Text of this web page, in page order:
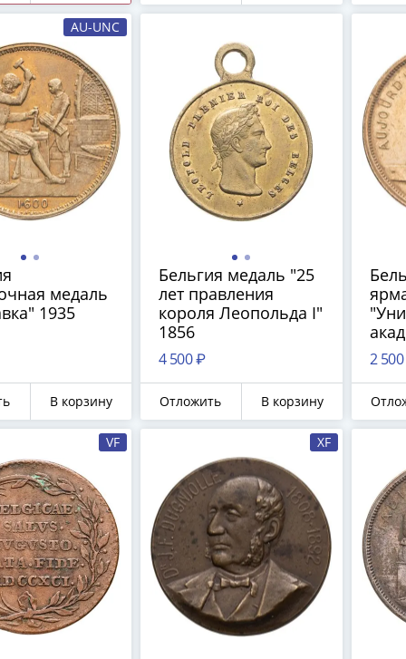
1867-1916
копейка
царства!
AU-UNC
медаль
1935
В корзину
Бельгия медаль "25
лет правления
короля Леопольда I"
1856
4 500 ₽
Отложить В корзину
наук
2
VF XF